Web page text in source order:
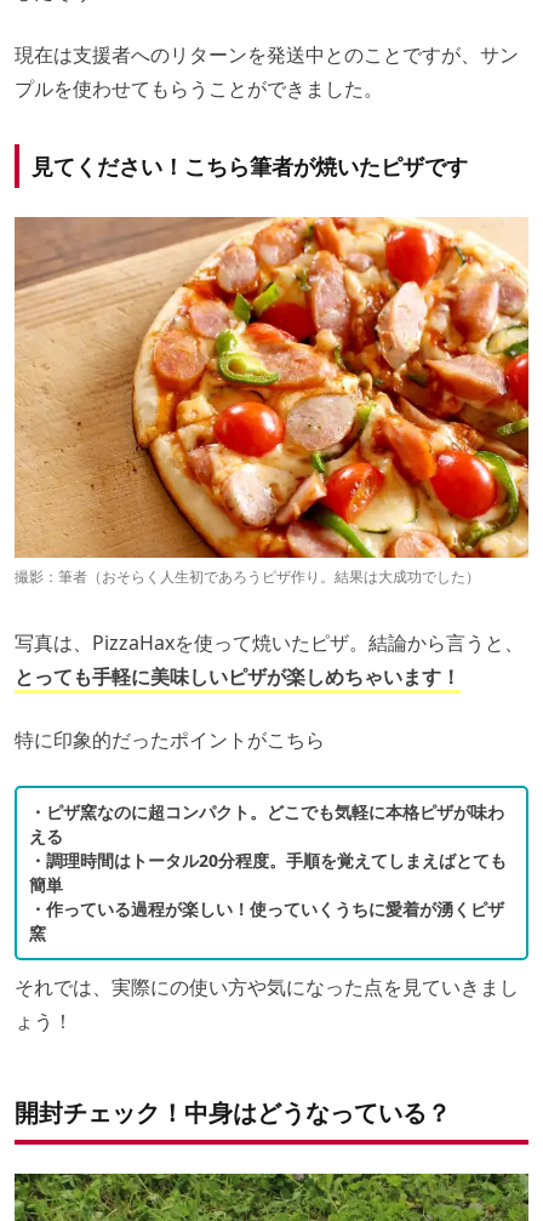
現在は支援者へのリターンを発送中とのことですが、サン
プルを使わせてもらうことができました。
見てください！こちら筆者が焼いたピザです
撮影：筆者（おそらく人生初であろうピザ作り。結果は大成功でした）
写真は、PizzaHaxを使って焼いたピザ。結論から言うと、
とっても手軽に美味しいピザが楽しめちゃいます！
特に印象的だったポイントがこちら
・ピザ窯なのに超コンパクト。どこでも気軽に本格ピザが味わ
える
・調理時間はトータル20分程度。手順を覚えてしまえばとても
簡単
・作っている過程が楽しい！使っていくうちに愛着が湧くピザ
窯
それでは、実際にの使い方や気になった点を見ていきまし
ょう！
開封チェック！中身はどうなっている？